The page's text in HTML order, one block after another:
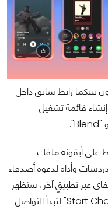
بينكما رابط سابق داخل
قائمة تشغيل
على أيقونة ملفك
وأداة لدعوة أصدقاء
عبر تطبيقٍ آخر، ستظهر
أمامك أيقونة خضراء بعنوان ابدأ دردشة "Start Chat" لتبدأ التواصل